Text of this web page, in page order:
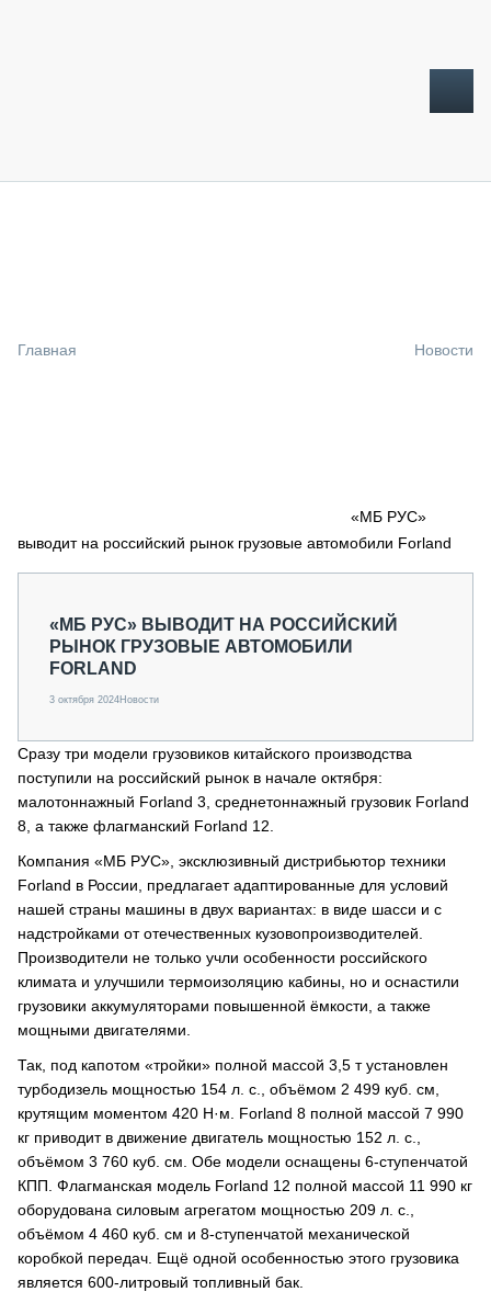
СПЕЦПРОЕКТЫ
О ПРОЕКТЕ
Главная Новости
«МБ РУС»
выводит на российский рынок грузовые автомобили Forland
«МБ РУС» ВЫВОДИТ НА РОССИЙСКИЙ
РЫНОК ГРУЗОВЫЕ АВТОМОБИЛИ
FORLAND
3 октября 2024Новости
Сразу три модели грузовиков китайского производства
поступили на российский рынок в начале октября:
малотоннажный Forland 3, среднетоннажный грузовик Forland
8, а также флагманский Forland 12.
Компания «МБ РУС», эксклюзивный дистрибьютор техники
Forland в России, предлагает адаптированные для условий
нашей страны машины в двух вариантах: в виде шасси и с
надстройками от отечественных кузовопроизводителей.
Производители не только учли особенности российского
климата и улучшили термоизоляцию кабины, но и оснастили
грузовики аккумуляторами повышенной ёмкости, а также
мощными двигателями.
Так, под капотом «тройки» полной массой 3,5 т установлен
турбодизель мощностью 154 л. с., объёмом 2 499 куб. см,
крутящим моментом 420 Н·м. Forland 8 полной массой 7 990
кг приводит в движение двигатель мощностью 152 л. с.,
объёмом 3 760 куб. см. Обе модели оснащены 6-ступенчатой
КПП. Флагманская модель Forland 12 полной массой 11 990 кг
оборудована силовым агрегатом мощностью 209 л. с.,
объёмом 4 460 куб. см и 8-ступенчатой механической
коробкой передач. Ещё одной особенностью этого грузовика
является 600-литровый топливный бак.